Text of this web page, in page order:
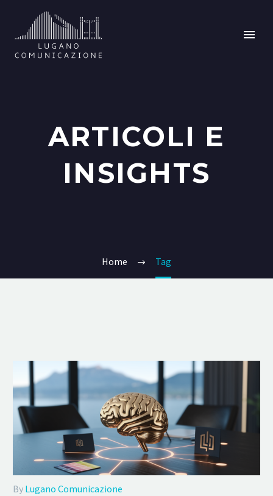
ARTICOLI E
INSIGHTS
Home Tag
By Lugano Comunicazione